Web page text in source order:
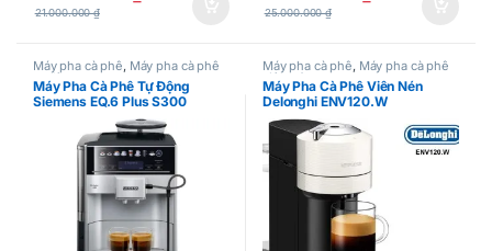
21.000.000₫ 25.000.000₫
Máy pha cà phê, Máy pha cà phê
tự động
Máy Pha Cà Phê Tự Động
Siemens EQ.6 Plus S300
Máy pha cà phê, Máy pha cà phê
viên nén
Máy Pha Cà Phê Viên Nén
Delonghi ENV120.W
Nespresso Vertuo Next Basic